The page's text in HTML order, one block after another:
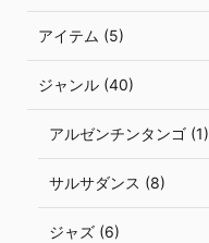
アイテム (5)
ジャンル (40)
アルゼンチンタンゴ (1)
サルサダンス (8)
ジャズ (6)